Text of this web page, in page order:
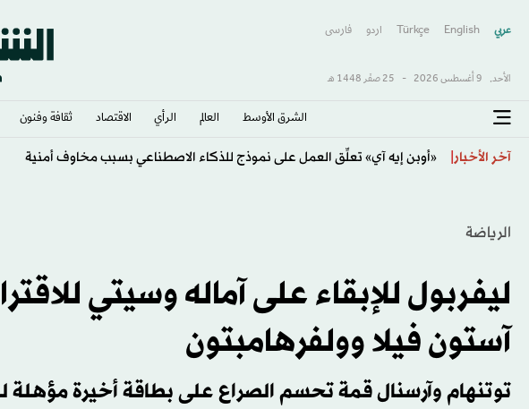
عربي English
Türkçe اردو فارسى
الأحد, 9 أغسطس 2026 - 25 صفَر 1448 هـ
الشرق الأوسط​ العالم الرأي الاقتصاد ثقافة وفنون
آخر الأخبار تحذيرات من الفيضانات مع اتجاه الإعصار «دولفين» لساحل الصين الشرقي
الرياضة
ليفربول للإبقاء على آماله وسيتي
آستون فيلا وولفرهامبتون
توتنهام وآرسنال قمة تحسم الصراع على بطاقة أخيرة مؤهلة